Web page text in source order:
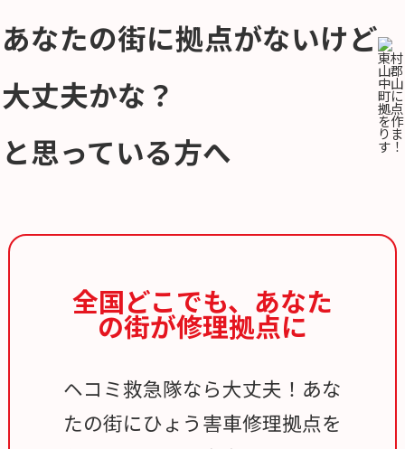
あなたの街に拠点がないけど
大丈夫かな？
と思っている方へ
全国どこでも、 あなた
の街が修理拠点に
ヘコミ救急隊なら大丈夫！あな
たの街にひょう害車修理拠点を